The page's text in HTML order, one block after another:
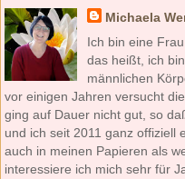
Michaela
Ich bin eine
das heißt, ich
männlichen
vor einigen Jahren versucht
ging auf Dauer nicht gut, so
und ich seit 2011 ganz offiziell
auch in meinen Papieren als
interessiere ich mich sehr für